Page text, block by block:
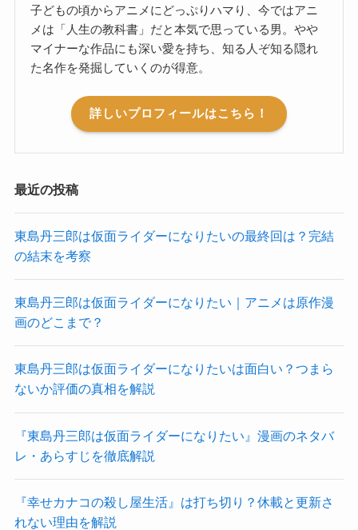
子どもの頃からアニメにどっぷりハマり、今ではアニ
メは「人生の教科書」だと本気で思っている男。やや
マイナーな作品にも深い愛を持ち、知る人ぞ知る隠れ
た名作を発掘していくのが得意。
詳しいプロフィールはこちら！
最近の投稿
東島丹三郎は仮面ライダーになりたいの最終回は？完結
の結末を考察
東島丹三郎は仮面ライダーになりたい｜アニメは原作漫
画のどこまで？
東島丹三郎は仮面ライダーになりたいは面白い？つまら
ないか評価の真相を解説
『東島丹三郎は仮面ライダーになりたい』漫画のネタバ
レ・あらすじを徹底解説
『幸せカナコの殺し屋生活』は打ち切り？休載と更新さ
れない理由を解説